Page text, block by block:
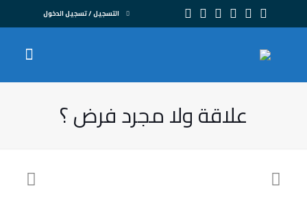
التسجيل / تسجيل الدخول
علاقة ولا مجرد فرض ؟